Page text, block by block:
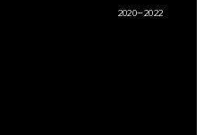
2020–2022